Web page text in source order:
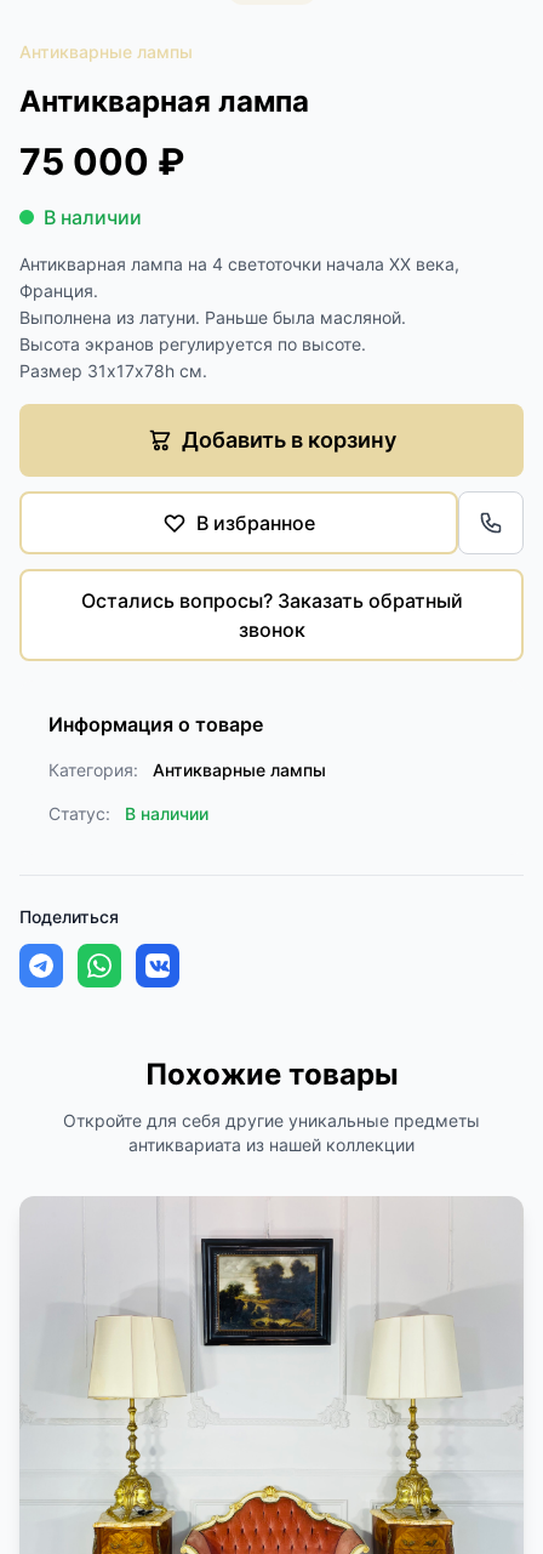
Антикварные лампы
Антикварная лампа
75 000 ₽
В наличии
Антикварная лампа на 4 светоточки начала XX века,
Франция.
Выполнена из латуни. Раньше была масляной.
Высота экранов регулируется по высоте.
Размер 31х17х78h см.
Добавить в корзину
В избранное
Остались вопросы? Заказать обратный
звонок
Информация о товаре
Категория: Антикварные лампы
Статус: В наличии
Поделиться
Похожие товары
Откройте для себя другие уникальные предметы
антиквариата из нашей коллекции